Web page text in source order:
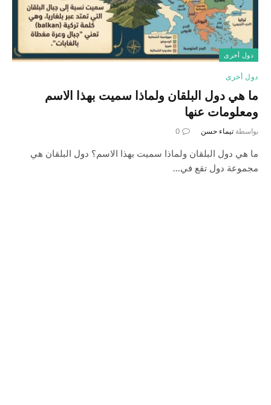
دول أخرى
دول أخرى
ما هي دول البلقان ولماذا سميت بهذا الاسم
ومعلومات عنها
بواسطة تيماء حسن 0
ما هي دول البلقان ولماذا سميت بهذا الاسم؟ دول البلقان هي
مجموعة دول تقع في…